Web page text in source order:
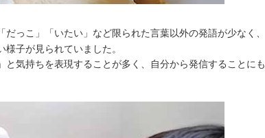
っこ」「いたい」など限られた言葉以外の発語が少なく、
子が見られていました。
と気持ちを表現することが多く、自分から発信することにも